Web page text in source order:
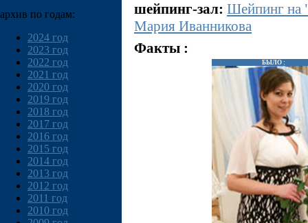
архив по годам:
2024 год
2023 год
2022 год
2021 год
2020 год
2019 год
2018 год
2017 год
2016 год
2015 год
2014 год
2013 год
2012 год
2011 год
2010 год
шейпинг-зал: Шейпинг на
Мария Иванникова
Факты :
БЫЛО :